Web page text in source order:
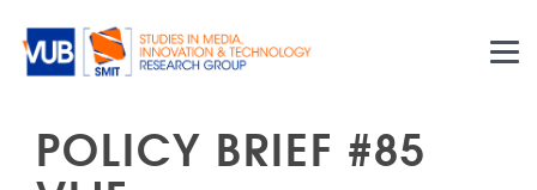
POLICY BRIEF #85